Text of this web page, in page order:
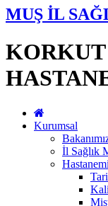
MUŞ İL
Kurumsal
İl Sağlık